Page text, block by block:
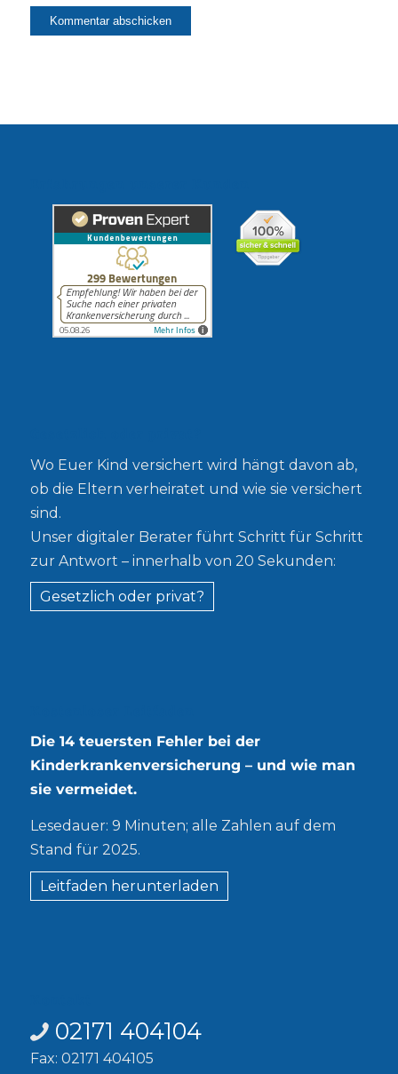
Wo Euer Kind versichert wird hängt davon ab,
ob die Eltern verheiratet und wie sie versichert
sind.
Unser digitaler Berater führt Schritt für Schritt
zur Antwort – innerhalb von 20 Sekunden:
Gesetzlich oder privat?
Die 14 teuersten Fehler bei der
Kinderkrankenversicherung – und wie man
sie vermeidet.
Lesedauer: 9 Minuten; alle Zahlen auf dem
Stand für 2025.
Leitfaden herunterladen
02171 404104
Fax: 02171 404105